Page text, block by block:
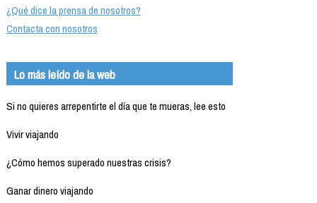
¿Qué dice la prensa de nosotros?
Contacta con nosotros
Lo más leído de la web
Si no quieres arrepentirte el día que te mueras, lee esto
Vivir viajando
¿Cómo hemos superado nuestras crisis?
Ganar dinero viajando